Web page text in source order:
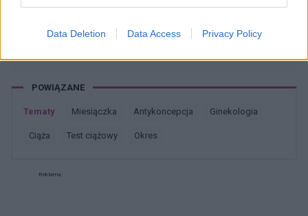
Data Deletion Data Access Privacy Policy
pacjentki
POWIĄZANE
Tematy miesiączka antykoncepcja ginekologia
ciąża test ciążowy okres
Reklama: